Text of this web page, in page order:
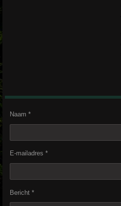
Naam *
E-mailadres *
Bericht *